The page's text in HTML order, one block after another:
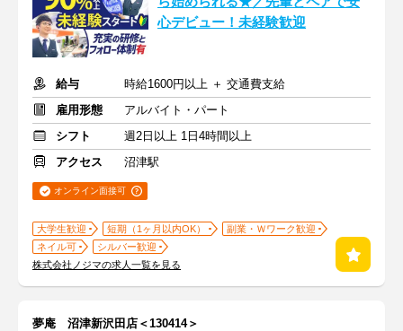
心デビュー！未経験歓迎
給与
時給1600円以上 ＋ 交通費支給
雇用形態
アルバイト・パート
シフト
週2日以上 1日4時間以上
アクセス
沼津駅
オンライン面接可
大学生歓迎 短期（1ヶ月以内OK）
副業・Ｗワーク歓迎
ネイル可
シルバー歓迎
株式会社ノジマの求人一覧を見る
夢庵 沼津新沢田店＜130414＞